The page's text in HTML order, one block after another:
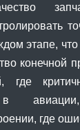
этапе,
конечной
где
в
где